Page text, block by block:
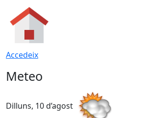
Accedeix
Meteo
Dilluns, 10 d’agost